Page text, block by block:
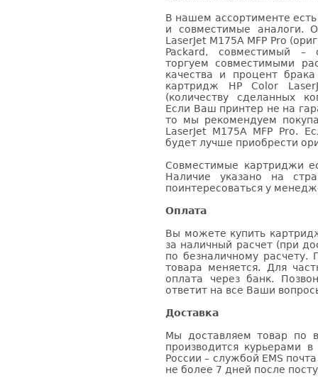
В нашем ассортименте
и совместимые аналоги.
LaserJet M175A MFP Pro
Packard, совместимый –
торгуем совместимыми
качества и процент
картридж HP Color
(количеству сделанных
Если Ваш принтер не на
то мы рекомендуем
LaserJet M175A MFP Pro.
будет лучше приобрести
Совместимые картриджи
Наличие указано на
поинтересоваться у
Оплата
Вы можете купить
за наличный расчет (при
по безналичному расчету.
товара меняется. Для
оплата через банк.
ответит на все Ваши
Доставка
Мы доставляем товар по
производится курьерами
России – службой EMS
не более 7 дней после